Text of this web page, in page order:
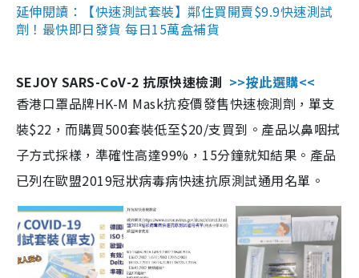
延伸閱讀：【快速測試套裝】鄰住買開賣$9.9快速測試
劑！最快即日發貨 每日15萬盒補貨
SEJOY SARS-CoV-2 抗原快速檢測 >>按此選購<<
香港口罩品牌HK-M Mask抗疫價發售快速檢測劑，單支
裝$22，而購買500套裝低至$20/支買到。產品以鼻咽拭
子方式採樣，準確性高達99%，15分鐘就知結果。產品
已列在歐盟2019冠狀病毒病快速抗原測試通用名單。